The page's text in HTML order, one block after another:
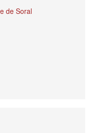
de Soral